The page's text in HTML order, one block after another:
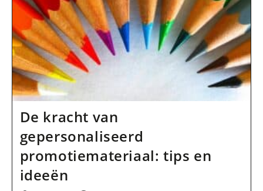
De kracht van
gepersonaliseerd
promotiemateriaal: tips en
ideeën